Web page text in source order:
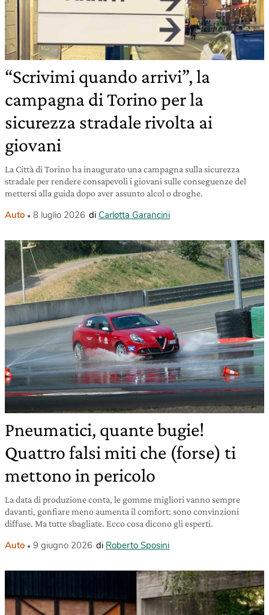
“Scrivimi quando arrivi”, la
campagna di Torino per la
sicurezza stradale rivolta ai
giovani
La Città di Torino ha inaugurato una campagna sulla sicurezza
stradale per rendere consapevoli i giovani sulle conseguenze del
mettersi alla guida dopo aver assunto alcol o droghe.
Auto 8 luglio 2026 di Carlotta Garancini
Pneumatici, quante bugie!
Quattro falsi miti che (forse) ti
mettono in pericolo
La data di produzione conta, le gomme migliori vanno sempre
davanti, gonfiare meno aumenta il comfort: sono convinzioni
diffuse. Ma tutte sbagliate. Ecco cosa dicono gli esperti.
Auto 9 giugno 2026 di Roberto Sposini